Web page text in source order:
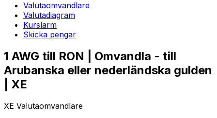
Valutaomvandlare
Valutadiagram
Kurslarm
Skicka pengar
1 AWG till RON | Omvandla - till
Arubanska eller nederländska gulden
| XE
XE Valutaomvandlare